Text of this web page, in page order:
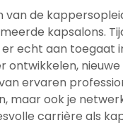
de
kapsalons.
echt aan toegaat
ontwikkelen,
ervaren
maar ook je
carrière als